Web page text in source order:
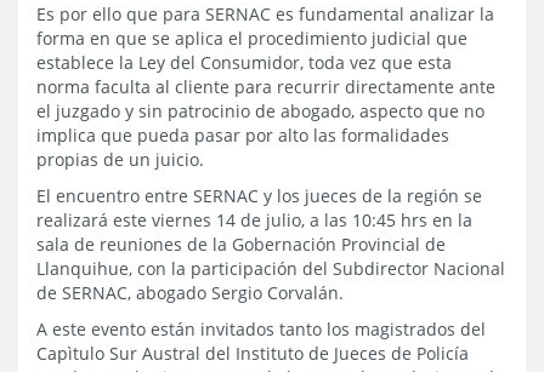
Es por ello que para SERNAC es fundamental analizar la
forma en que se aplica el procedimiento judicial que
establece la Ley del Consumidor, toda vez que esta
norma faculta al cliente para recurrir directamente ante
el juzgado y sin patrocinio de abogado, aspecto que no
implica que pueda pasar por alto las formalidades
propias de un juicio.
El encuentro entre SERNAC y los jueces de la región se
realizará este viernes 14 de julio, a las 10:45 hrs en la
sala de reuniones de la Gobernación Provincial de
Llanquihue, con la participación del Subdirector Nacional
de SERNAC, abogado Sergio Corvalán.
A este evento están invitados tanto los magistrados del
Capìtulo Sur Austral del Instituto de Jueces de Policía